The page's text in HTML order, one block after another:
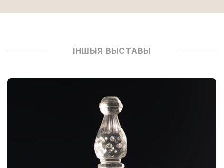
ІНШЫЯ ВЫСТАВЫ